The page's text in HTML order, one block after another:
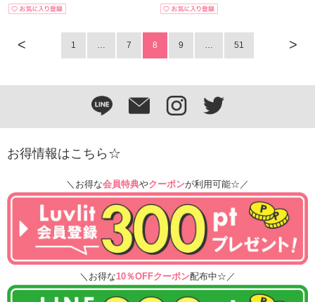
< >
1 … 7 8 9 … 51
お得情報はこちら☆
＼お得な会員特典やクーポンが利用可能☆／
＼お得な10％OFFクーポン配布中☆／